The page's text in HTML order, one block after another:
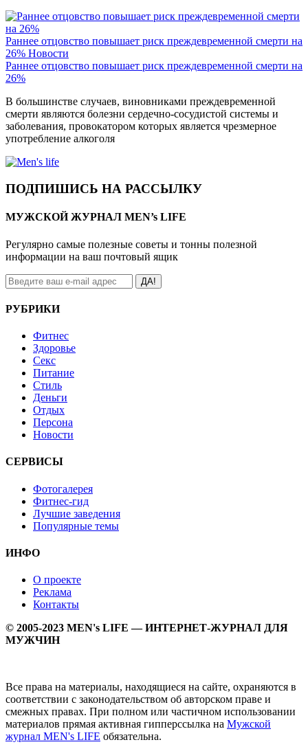
Раннее отцовство повышает риск преждевременной смерти на
26% Новости
Раннее отцовство повышает риск преждевременной смерти на
26%
В большинстве случаев, виновниками преждевременной
смерти являются болезни сердечно-сосудистой системы и
заболевания, провокатором которых является чрезмерное
употребление алкоголя
ПОДПИШИСЬ НА РАССЫЛКУ
МУЖСКОЙ ЖУРНАЛ MEN’s LIFE
Регулярно самые полезные советы и тонны полезной
информации на ваш почтовый ящик
ДА!
РУБРИКИ
Фитнес
Здоровье
Секс
Питание
Стиль
Деньги
Отдых
Персона
Новости
СЕРВИСЫ
Фотогалерея
Фитнес-гид
Лучшие заведения
Популярные темы
ИНФО
О проекте
Реклама
Контакты
© 2005-2023 MEN's LIFE — ИНТЕРНЕТ-ЖУРНАЛ ДЛЯ
МУЖЧИН
Все права на материалы, находящиеся на сайте, охраняются в
соответствии с законодательством об авторском праве и
смежных правах. При полном или частичном использовании
материалов прямая активная гипперссылка на Мужской
журнал MEN's LIFE обязательна.